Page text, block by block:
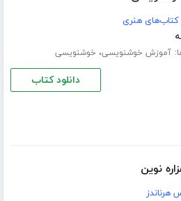
کتاب‌های هنری
آموزش خوشنویسی، خوشنویسی
دانلود کتاب
نوین
هرناندز